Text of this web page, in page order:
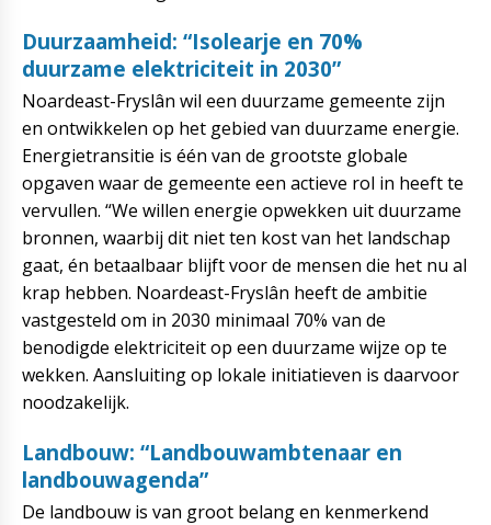
Duurzaamheid: “Isolearje en 70%
duurzame elektriciteit in 2030”
Noardeast-Fryslân wil een duurzame gemeente zijn
en ontwikkelen op het gebied van duurzame energie.
Energietransitie is één van de grootste globale
opgaven waar de gemeente een actieve rol in heeft te
vervullen. “We willen energie opwekken uit duurzame
bronnen, waarbij dit niet ten kost van het landschap
gaat, én betaalbaar blijft voor de mensen die het nu al
krap hebben. Noardeast-Fryslân heeft de ambitie
vastgesteld om in 2030 minimaal 70% van de
benodigde elektriciteit op een duurzame wijze op te
wekken. Aansluiting op lokale initiatieven is daarvoor
noodzakelijk.
Landbouw: “Landbouwambtenaar en
landbouwagenda”
De landbouw is van groot belang en kenmerkend